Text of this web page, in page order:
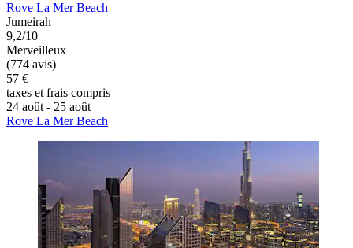
Rove La Mer Beach
Jumeirah
9,2/10
Merveilleux
(774 avis)
57 €
taxes et frais compris
24 août - 25 août
Rove La Mer Beach